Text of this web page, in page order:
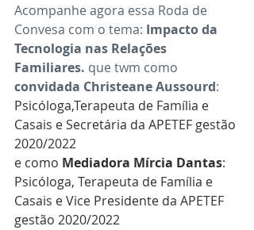
Acompanhe agora essa Roda de
Convesa com o tema: Impacto da
Tecnologia nas Relações
Familiares. que twm como
convidada Christeane Aussourd:
Psicóloga,Terapeuta de Família e
Casais e Secretária da APETEF gestão
2020/2022
e como Mediadora Mírcia Dantas:
Psicóloga, Terapeuta de Família e
Casais e Vice Presidente da APETEF
gestão 2020/2022